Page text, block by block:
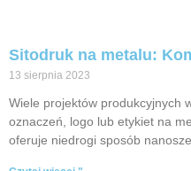
Sitodruk na metalu:
13 sierpnia 2023
Wiele projektów produkcyjnych
oznaczeń, logo lub etykiet na
oferuje niedrogi sposób